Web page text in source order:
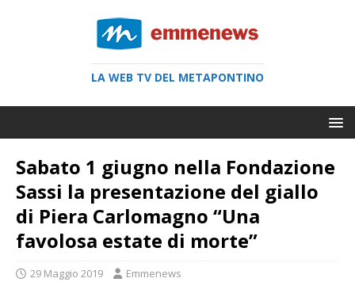
LA WEB TV DEL METAPONTINO
Sabato 1 giugno nella Fondazione
Sassi la presentazione del giallo
di Piera Carlomagno “Una
favolosa estate di morte”
29 Maggio 2019 Emmenews